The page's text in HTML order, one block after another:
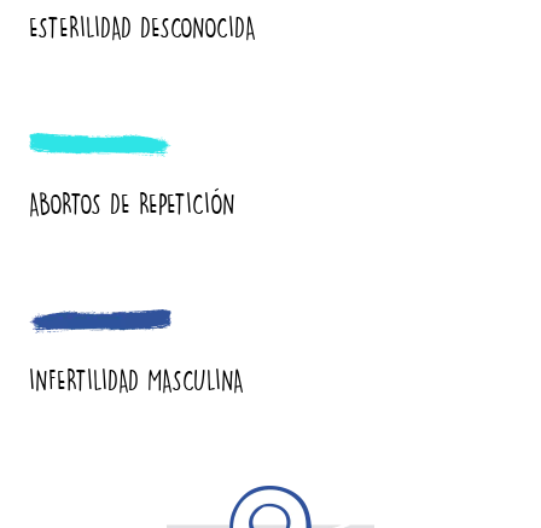
ESTERILIDAD DESCONOCIDA
ABORTOS DE REPETICIÓN
INFERTILIDAD MASCULINA